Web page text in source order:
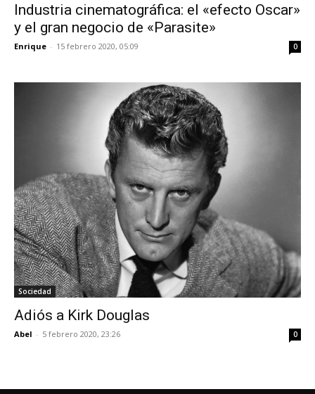
Industria cinematográfica: el «efecto Oscar»
y el gran negocio de «Parasite»
Enrique - 15 febrero 2020, 05:09 0
Sociedad
Adiós a Kirk Douglas
Abel - 5 febrero 2020, 23:26 0